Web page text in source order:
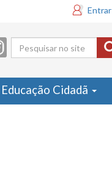
Entrar
Formulário
de busca
Educação Cidadã